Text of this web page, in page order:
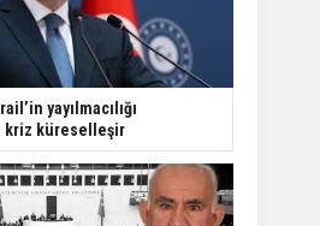
yayılmacılığı
kriz küreselleşir